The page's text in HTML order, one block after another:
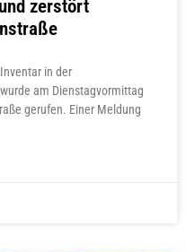
zerstört
in der
am Dienstagvormittag
gerufen. Einer Meldung